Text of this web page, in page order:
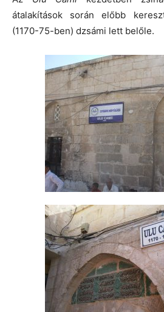
átalakítások során előbb
(1170-75-ben) dzsámi lett belőle.